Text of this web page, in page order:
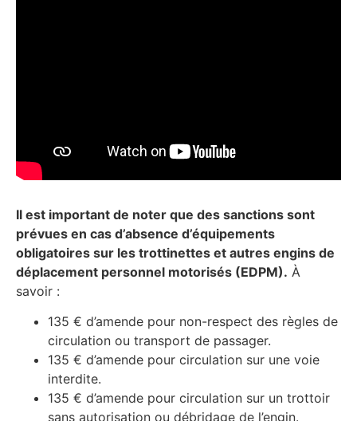
Il est important de noter que des sanctions sont
prévues en cas d’absence d’équipements
obligatoires sur les trottinettes et autres engins de
déplacement personnel motorisés (EDPM). À
savoir :
135 € d’amende pour non-respect des règles de
circulation ou transport de passager.
135 € d’amende pour circulation sur une voie
interdite.
135 € d’amende pour circulation sur un trottoir
sans autorisation ou débridage de l’engin.